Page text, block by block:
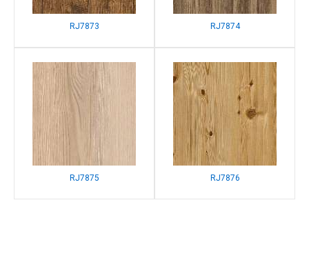
RJ7873 RJ7874
RJ7875 RJ7876